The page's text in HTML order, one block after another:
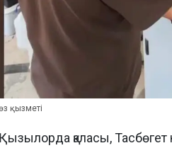
қызметі
қаласы, Тасбөгет